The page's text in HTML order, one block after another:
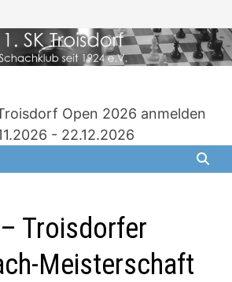
Open 2026 anmelden
- 22.12.2026
Troisdorfer
Meisterschaft